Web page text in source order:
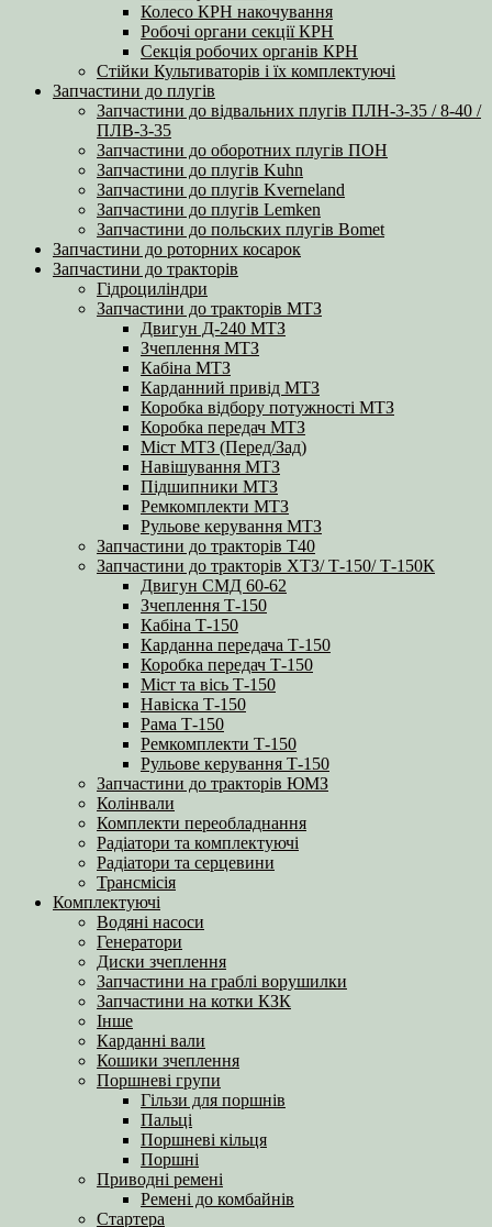
Колесо КРН накочування
Робочі органи секції КРН
Секція робочих органів КРН
Стійки Культиваторів і їх комплектуючі
Запчастини до плугів
Запчастини до відвальних плугів ПЛН-3-35 / 8-40 /
ПЛВ-3-35
Запчастини до оборотних плугів ПОН
Запчастини до плугів Kuhn
Запчастини до плугів Kverneland
Запчастини до плугів Lemken
Запчастини до польских плугів Bomet
Запчастини до роторних косарок
Запчастини до тракторів
Гідроциліндри
Запчастини до тракторів МТЗ
Двигун Д-240 МТЗ
Зчеплення МТЗ
Кабіна МТЗ
Карданний привід МТЗ
Коробка відбору потужності МТЗ
Коробка передач МТЗ
Міст МТЗ (Перед/Зад)
Навішування МТЗ
Підшипники МТЗ
Ремкомплекти МТЗ
Рульове керування МТЗ
Запчастини до тракторів Т40
Запчастини до тракторів ХТЗ/ Т-150/ Т-150К
Двигун СМД 60-62
Зчеплення Т-150
Кабіна Т-150
Карданна передача Т-150
Коробка передач Т-150
Міст та вісь Т-150
Навіска Т-150
Рама Т-150
Ремкомплекти Т-150
Рульове керування Т-150
Запчастини до тракторів ЮМЗ
Колінвали
Комплекти переобладнання
Радіатори та комплектуючі
Радіатори та серцевини
Трансмісія
Комплектуючі
Водяні насоси
Генератори
Диски зчеплення
Запчастини на граблі ворушилки
Запчастини на котки КЗК
Інше
Карданні вали
Кошики зчеплення
Поршневі групи
Гільзи для поршнів
Пальці
Поршневі кільця
Поршні
Приводні ремені
Ремені до комбайнів
Стартера